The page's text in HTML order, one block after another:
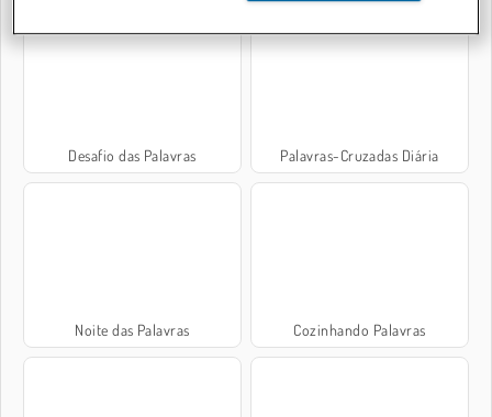
Desafio das Palavras Palavras-Cruzadas Diária
Noite das Palavras Cozinhando Palavras